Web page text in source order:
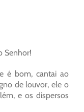
Senhor!
é bom, cantai ao
de louvor, ele o
e os dispersos